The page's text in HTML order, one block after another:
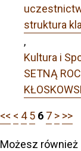
struktura
,
Kultura i
SETNĄ
<< < 4 5 6 7 > >>
Możesz również